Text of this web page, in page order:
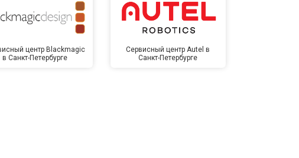
центр Blackmagic
в Санкт-Петербурге
Сервисный центр Autel в
Санкт-Петербурге